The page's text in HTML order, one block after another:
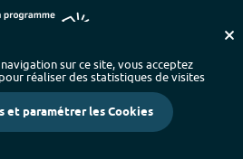
- Index alphabétique
-
personnelles
- Paramétrer les cookies
Crédits
sur ce site, vous acceptez
réaliser des statistiques de visites
et paramétrer les Cookies